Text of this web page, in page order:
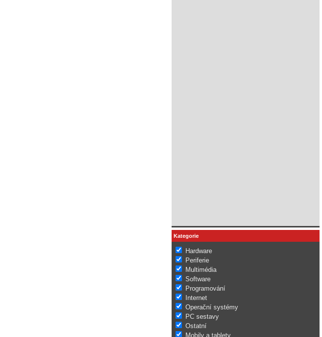
Kategorie
Hardware
Periferie
Multimédia
Software
Programování
Internet
Operační systémy
PC sestavy
Ostatní
Mobily a tablety